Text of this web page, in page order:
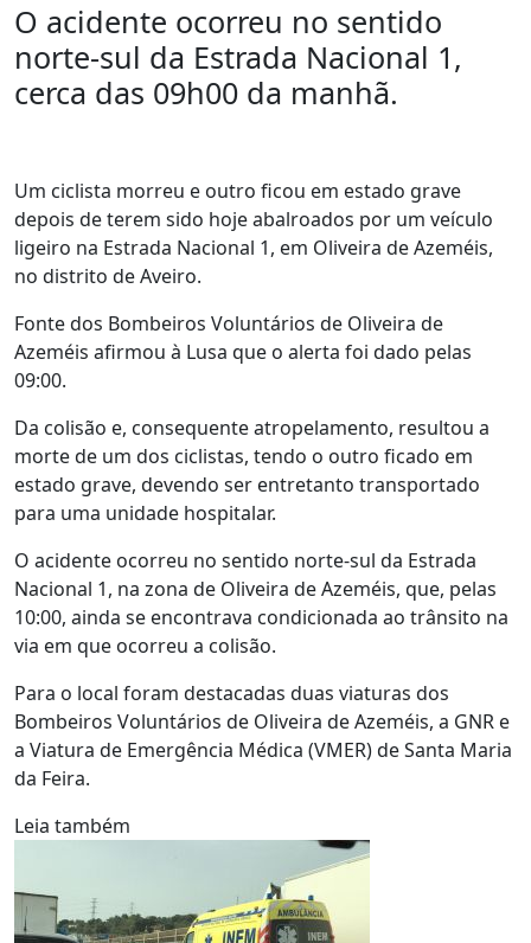
O acidente ocorreu no sentido
norte-sul da Estrada Nacional 1,
cerca das 09h00 da manhã.
Um ciclista morreu e outro ficou em estado grave
depois de terem sido hoje abalroados por um veículo
ligeiro na Estrada Nacional 1, em Oliveira de Azeméis,
no distrito de Aveiro.
Fonte dos Bombeiros Voluntários de Oliveira de
Azeméis afirmou à Lusa que o alerta foi dado pelas
09:00.
Da colisão e, consequente atropelamento, resultou a
morte de um dos ciclistas, tendo o outro ficado em
estado grave, devendo ser entretanto transportado
para uma unidade hospitalar.
O acidente ocorreu no sentido norte-sul da Estrada
Nacional 1, na zona de Oliveira de Azeméis, que, pelas
10:00, ainda se encontrava condicionada ao trânsito na
via em que ocorreu a colisão.
Para o local foram destacadas duas viaturas dos
Bombeiros Voluntários de Oliveira de Azeméis, a GNR e
a Viatura de Emergência Médica (VMER) de Santa Maria
da Feira.
Leia também